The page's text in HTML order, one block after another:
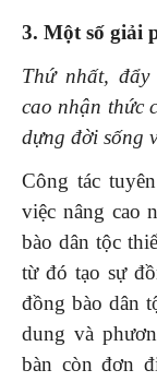
3. Một số giải
Thứ nhất, đẩy
cao nhận thức
dựng đời sống
Công tác
việc nâng cao
bào dân tộc
từ đó tạo sự
đồng bào dân
dung và
bàn còn đơn